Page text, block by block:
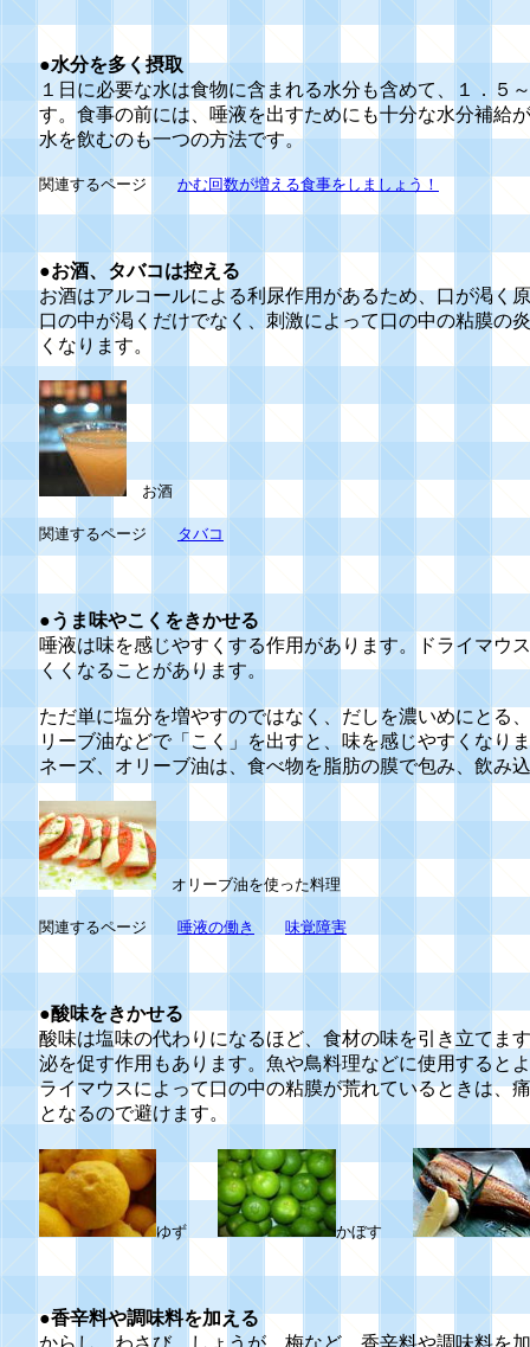
●水分を多く摂取
１日に必要な水は食物に含まれる水分も含めて、１．５
す。食事の前には、唾液を出すためにも十分な水分補給
水を飲むのも一つの方法です。
関連するページ かむ回数が増える食事をしましょう！
●お酒、タバコは控える
お酒はアルコールによる利尿作用があるため、口が渇く
口の中が渇くだけでなく、刺激によって口の中の粘膜の
くなります。
お酒
関連するページ タバコ
●うま味やこくをきかせる
唾液は味を感じやすくする作用があります。ドライマウ
くくなることがあります。
ただ単に塩分を増やすのではなく、だしを濃いめにとる
リーブ油などで「こく」を出すと、味を感じやすくなり
ネーズ、オリーブ油は、食べ物を脂肪の膜で包み、飲み
オリーブ油を使った料理
関連するページ 唾液の働き 味覚障害
●酸味をきかせる
酸味は塩味の代わりになるほど、食材の味を引き立てま
泌を促す作用もあります。魚や鳥料理などに使用すると
ライマウスによって口の中の粘膜が荒れているときは、
となるので避けます。
ゆず かぼす
●香辛料や調味料を加える
からし、わさび、しょうが、梅など、香辛料や調味料を